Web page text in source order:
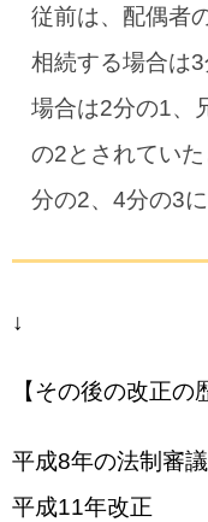
従前は、配偶者
相続する場合は
場合は2分の1、
の2とされてい
分の2、4分の3
↓
【その後の改正の
平成8年の法制審
平成11年改正